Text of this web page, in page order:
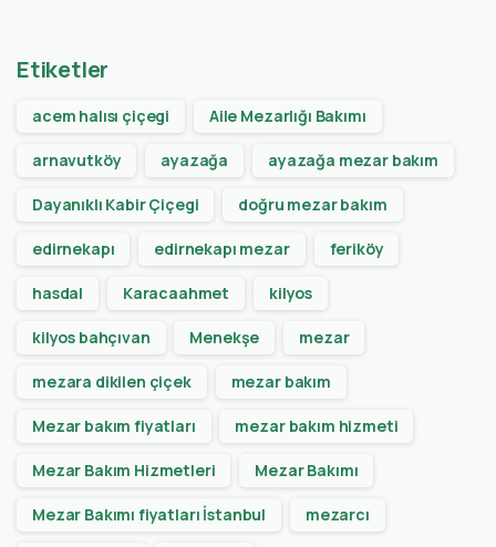
Etiketler
acem halısı çiçegi Aile Mezarlığı Bakımı
arnavutköy ayazağa ayazağa mezar bakım
Dayanıklı Kabir Çiçegi doğru mezar bakım
edirnekapı edirnekapı mezar feriköy
hasdal Karacaahmet kilyos
kilyos bahçıvan Menekşe mezar
mezara dikilen çiçek mezar bakım
Mezar bakım fiyatları mezar bakım hizmeti
Mezar Bakım Hizmetleri Mezar Bakımı
Mezar Bakımı fiyatları İstanbul mezarcı